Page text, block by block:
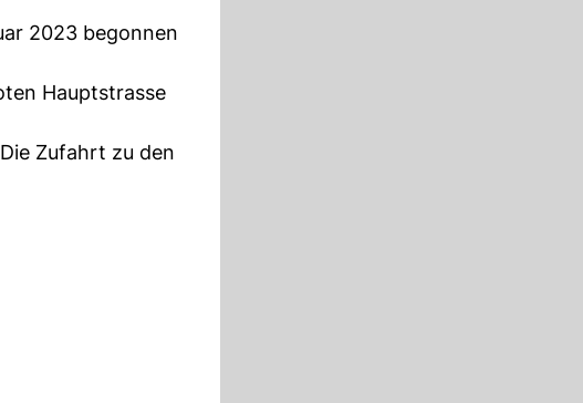
2023 begonnen
Hauptstrasse
Zufahrt zu den